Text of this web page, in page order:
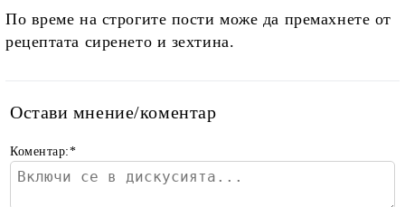
По време на строгите пости може да премахнете от
рецептата сиренето и зехтина.
Остави мнение/коментар
Коментар:*